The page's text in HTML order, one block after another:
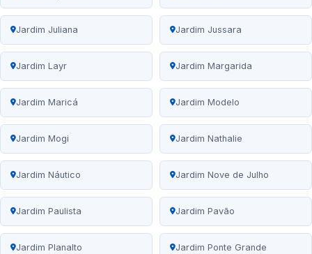
Jardim Juliana Jardim Jussara
Jardim Layr Jardim Margarida
Jardim Maricá Jardim Modelo
Jardim Mogi Jardim Nathalie
Jardim Náutico Jardim Nove de Julho
Jardim Paulista Jardim Pavão
Jardim Planalto Jardim Ponte Grande